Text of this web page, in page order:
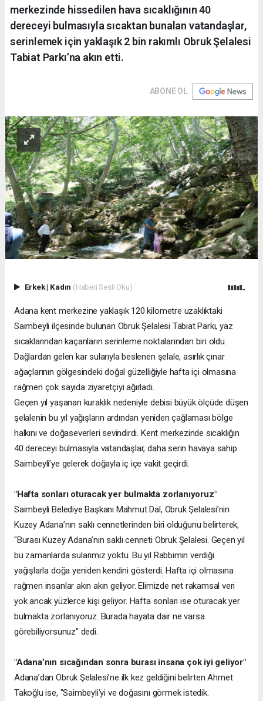
merkezinde hissedilen hava sıcaklığının 40
dereceyi bulmasıyla sıcaktan bunalan vatandaşlar,
serinlemek için yaklaşık 2 bin rakımlı Obruk Şelalesi
Tabiat Parkı’na akın etti.
ABONE OL
Erkek| Kadın (Haberi Sesli Oku)
Adana kent merkezine yaklaşık 120 kilometre uzaklıktaki
Saimbeyli ilçesinde bulunan Obruk Şelalesi Tabiat Parkı, yaz
sıcaklarından kaçanların serinleme noktalarından biri oldu.
Dağlardan gelen kar sularıyla beslenen şelale, asırlık çınar
ağaçlarının gölgesindeki doğal güzelliğiyle hafta içi olmasına
rağmen çok sayıda ziyaretçiyi ağırladı.
Geçen yıl yaşanan kuraklık nedeniyle debisi büyük ölçüde düşen
şelalenin bu yıl yağışların ardından yeniden çağlaması bölge
halkını ve doğaseverleri sevindirdi. Kent merkezinde sıcaklığın
40 dereceyi bulmasıyla vatandaşlar, daha serin havaya sahip
Saimbeyli’ye gelerek doğayla iç içe vakit geçirdi.
"Hafta sonları oturacak yer bulmakta zorlanıyoruz"
Saimbeyli Belediye Başkanı Mahmut Dal, Obruk Şelalesi’nin
Kuzey Adana’nın saklı cennetlerinden biri olduğunu belirterek,
"Burası Kuzey Adana’nın saklı cenneti Obruk Şelalesi. Geçen yıl
bu zamanlarda sularımız yoktu. Bu yıl Rabbimin verdiği
yağışlarla doğa yeniden kendini gösterdi. Hafta içi olmasına
rağmen insanlar akın akın geliyor. Elimizde net rakamsal veri
yok ancak yüzlerce kişi geliyor. Hafta sonları ise oturacak yer
bulmakta zorlanıyoruz. Burada hayata dair ne varsa
görebiliyorsunuz" dedi.
"Adana’nın sıcağından sonra burası insana çok iyi geliyor"
Adana’dan Obruk Şelalesi’ne ilk kez geldiğini belirten Ahmet
Takoğlu ise, "Saimbeyli’yi ve doğasını görmek istedik.